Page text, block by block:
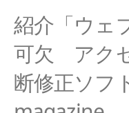
紹介「ウェ
可欠 アク
断修正ソフ